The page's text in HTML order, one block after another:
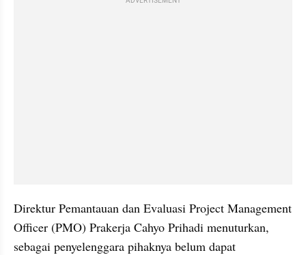
Direktur Pemantauan dan Evaluasi Project Management
Officer (PMO) Prakerja Cahyo Prihadi menuturkan,
sebagai penyelenggara pihaknya belum dapat